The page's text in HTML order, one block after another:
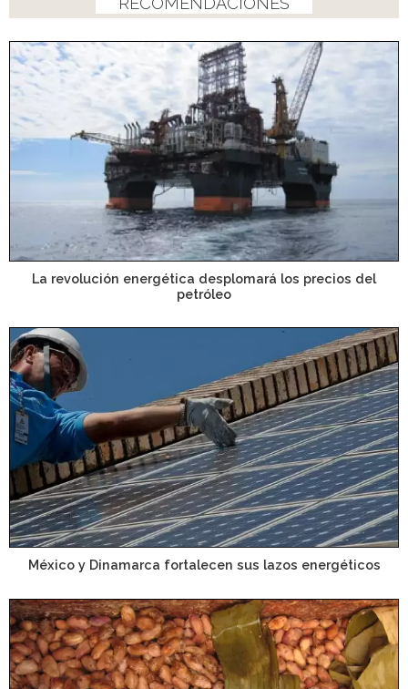
La revolución energética desplomará los precios del
petróleo
México y Dinamarca fortalecen sus lazos energéticos